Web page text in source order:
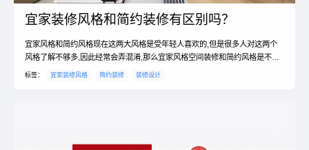
宜家装修风格和简约装修有区别吗？
宜家风格和简约风格现在这两大风格是受年轻人喜欢的,但是很多人对这两个
风格了解不够多,因此经常会弄混淆,那么宜家风格空间装修和简约风格是不是
同一个风格呢?小编听到很多年轻人都在问我关于宜家风格和简约风格的事情,
标签： 宜家装修风格 简约装修 装修设计